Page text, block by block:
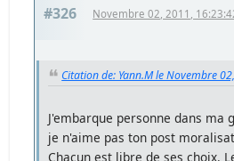
#326 Novembre 02, 2011,
Citation de: Yann.M le Novembre
J'embarque personne dans ma
je n'aime pas ton post
Chacun est libre de ses choix.